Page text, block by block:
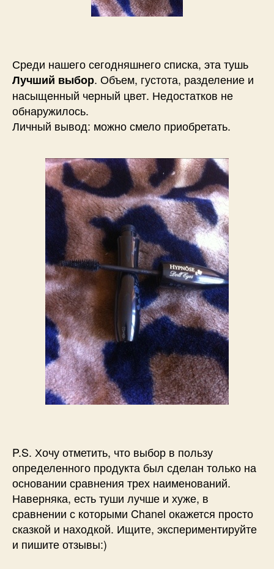
Среди нашего сегодняшнего списка, эта тушь
Лучший выбор. Объем, густота, разделение и
насыщенный черный цвет. Недостатков не
обнаружилось.
Личный вывод: можно смело приобретать.
P.S. Хочу отметить, что выбор в пользу
определенного продукта был сделан только на
основании сравнения трех наименований.
Наверняка, есть туши лучше и хуже, в
сравнении с которыми Chanel окажется просто
сказкой и находкой. Ищите, экспериментируйте
и пишите отзывы:)